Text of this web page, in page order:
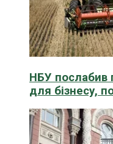
НБУ послабив
для бізнесу,